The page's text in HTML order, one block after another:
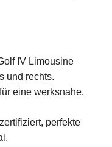
IV Limousine
und rechts.
eine werksnahe,
perfekte